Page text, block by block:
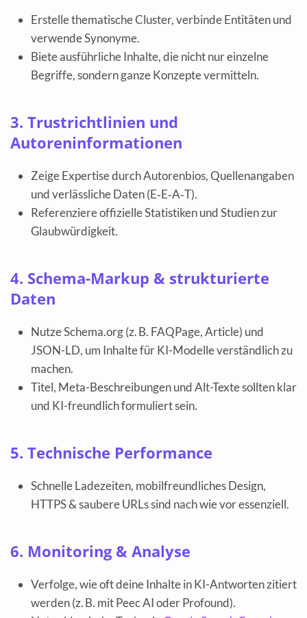
Erstelle thematische Cluster, verbinde Entitäten und
verwende Synonyme.
Biete ausführliche Inhalte, die nicht nur einzelne
Begriffe, sondern ganze Konzepte vermitteln.
3. Trustrichtlinien und
Autoreninformationen
Zeige Expertise durch Autorenbios, Quellenangaben
und verlässliche Daten (E‑E‑A‑T).
Referenziere offizielle Statistiken und Studien zur
Glaubwürdigkeit.
4. Schema-Markup & strukturierte
Daten
Nutze Schema.org (z. B. FAQPage, Article) und
JSON-LD, um Inhalte für KI-Modelle verständlich zu
machen.
Titel, Meta-Beschreibungen und Alt-Texte sollten klar
und KI-freundlich formuliert sein.
5. Technische Performance
Schnelle Ladezeiten, mobilfreundliches Design,
HTTPS & saubere URLs sind nach wie vor essenziell.
6. Monitoring & Analyse
Verfolge, wie oft deine Inhalte in KI-Antworten zitiert
werden (z. B. mit Peec AI oder Profound).